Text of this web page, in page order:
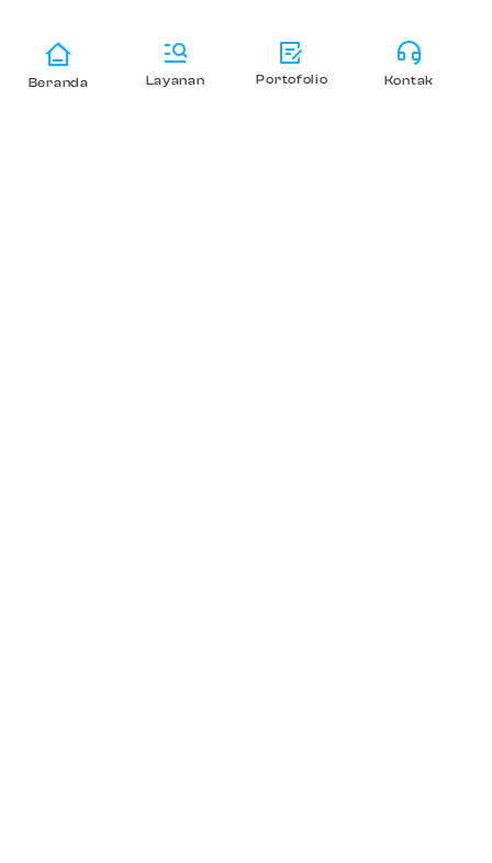
Beranda Layanan Portofolio Kontak